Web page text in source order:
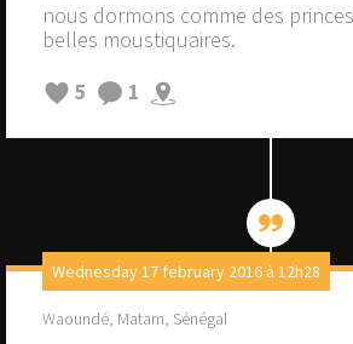
nous dormons comme des
belles moustiquaires.
5
1
Wednesday 17 february 2016 à 12h28
Waoundé, Matam, Sénégal